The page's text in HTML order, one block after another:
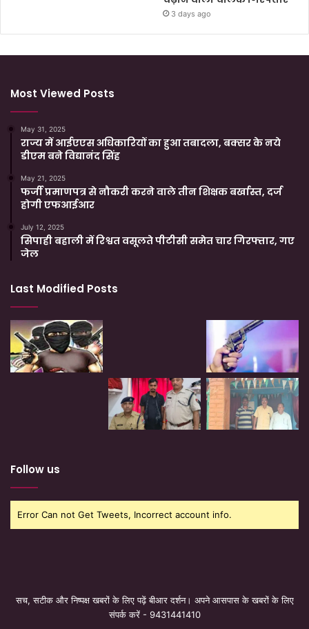
3 days ago
Most Viewed Posts
May 31, 2025
राज्य में आईएएस अधिकारियों का हुआ तबादला, बक्सर के नये
डीएम बने विद्यानंद सिंह
May 21, 2025
फर्जी प्रमाणपत्र से नौकरी करने वाले तीन शिक्षक बर्खास्त, दर्ज
होगी एफआईआर
July 12, 2025
सिपाही बहाली में रिश्वत वसूलते पीटीसी समेत चार गिरफ्तार, गए
जेल
Last Modified Posts
Follow us
Error Can not Get Tweets, Incorrect account info.
सच, सटीक और निष्पक्ष खबरों के लिए पढ़ें बीआर दर्शन। अपने आसपास के खबरों के लिए
संपर्क करें - 9431441410